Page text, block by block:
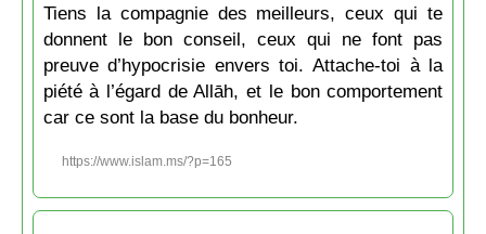
Tiens la compagnie des meilleurs, ceux qui te
donnent le bon conseil, ceux qui ne font pas
preuve d’hypocrisie envers toi. Attache-toi à la
piété à l’égard de Allāh, et le bon comportement
car ce sont la base du bonheur.
https://www.islam.ms/?p=165